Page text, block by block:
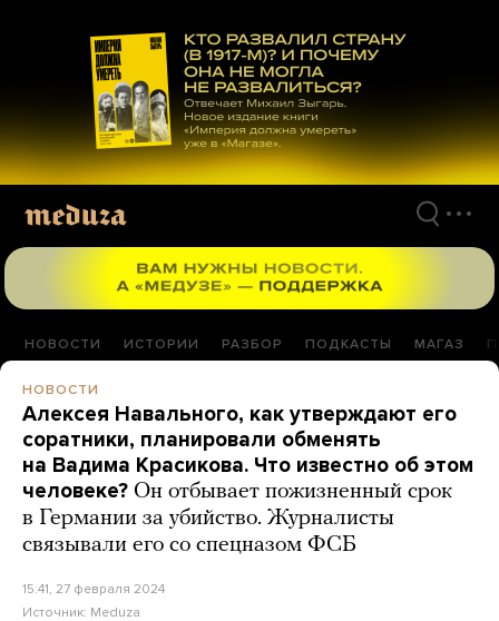
материалам
НОВОСТИ ИСТОРИИ РАЗБОР ПОДКАСТЫ МАГАЗ
НОВОСТИ
Алексея Навального, как утверждают его
соратники, планировали обменять
на Вадима Красикова. Что известно об этом
человеке? Он отбывает пожизненный срок
в Германии за убийство. Журналисты
связывали его со спецназом ФСБ
15:41, 27 февраля 2024
Источник: Meduza